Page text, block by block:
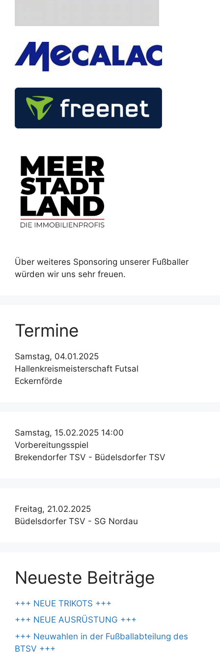
Über weiteres Sponsoring unserer Fußballer
würden wir uns sehr freuen.
Termine
Samstag, 04.01.2025
Hallenkreismeisterschaft Futsal
Eckernförde
Samstag, 15.02.2025 14:00
Vorbereitungsspiel
Brekendorfer TSV - Büdelsdorfer TSV
Freitag, 21.02.2025
Büdelsdorfer TSV - SG Nordau
Neueste Beiträge
+++ NEUE TRIKOTS +++
+++ NEUE AUSRÜSTUNG +++
+++ Neuwahlen in der Fußballabteilung des
BTSV +++